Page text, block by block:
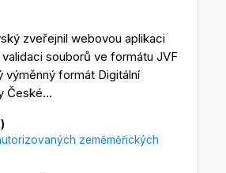
zveřejnil webovou aplikaci
souborů ve formátu JVF
výměnný formát Digitální
České...
zeměměřických